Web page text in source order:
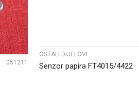
051211
OSTALI DIJELOVI
Senzor papira FT4015/4422